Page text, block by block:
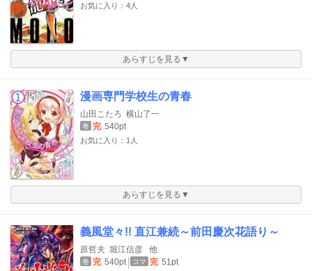
お気に入り：4人
あらすじを見る▼
漫画専門学校生の青春
山田こたろ 横山了一
巻 完 540pt
お気に入り：1人
あらすじを見る▼
義風堂々!! 直江兼続～前田慶次花語り～
原哲夫 堀江信彦 他
巻 完 540pt コマ 完 51pt